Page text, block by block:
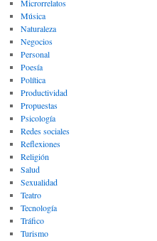
Microrrelatos
Música
Naturaleza
Negocios
Personal
Poesía
Política
Productividad
Propuestas
Psicología
Redes sociales
Reflexiones
Religión
Salud
Sexualidad
Teatro
Tecnología
Tráfico
Turismo